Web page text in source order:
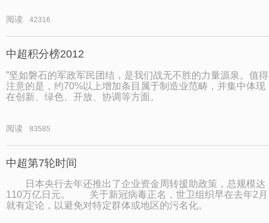
阅读 42316
中超积分榜2012
”坚如磐石的军政军民团结，是我们战无不胜的力量源泉。值得
注意的是，约70%以上增加条目属于制造业范畴，并集中体现
在创新、绿色、开放、协调等方面。
阅读 83585
中超第7轮时间
日本央行去年还推出了企业资金周转援助政策，总规模达
110万亿日元。 关于新冠病毒正名，世卫组织早在去年2月
就有定论，以避免对特定群体或地区的污名化。